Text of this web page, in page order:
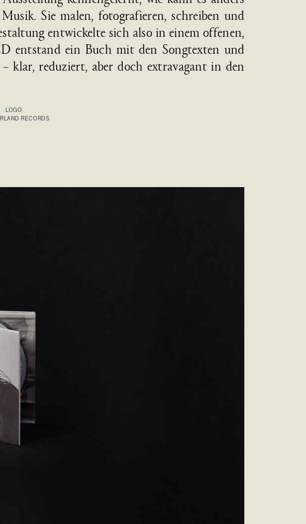
Sie malen, foto­gra­fieren, schrei­ben und
ent­wickel­te sich also in einem offen­en,
ent­stand ein Buch mit den Song­texten und
klar, reduziert, aber doch extra­vagant in den
LOGO
RECORDS